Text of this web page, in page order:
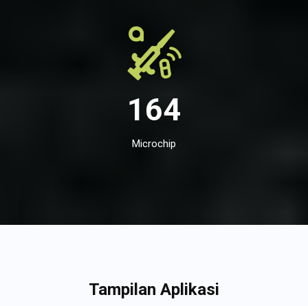
164
Microchip
Tampilan Aplikasi